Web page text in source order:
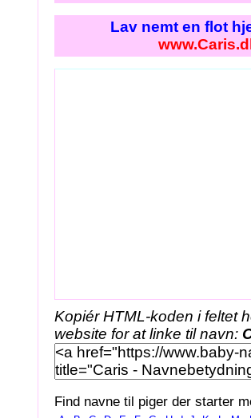
Lav nemt en flot
Kopiér HTML-koden i feltet
website for at linke til navn:
Find navne til piger der starter